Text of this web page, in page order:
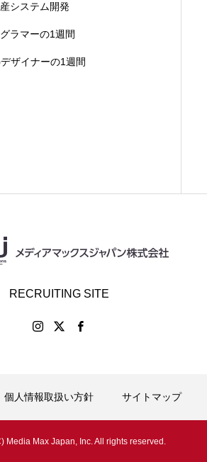
システム開発
ラマーの1週間
ザイナーの1週間
RECRUITING SITE
個人情報取扱い方針 サイトマップ
Media Max Japan, Inc. All rights reserved.